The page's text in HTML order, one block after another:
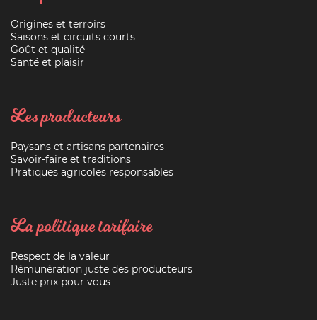
Origines et terroirs
Saisons et circuits courts
Goût et qualité
Santé et plaisir
Les producteurs
Paysans et artisans partenaires
Savoir-faire et traditions
Pratiques agricoles responsables
La politique tarifaire
Respect de la valeur
Rémunération juste des producteurs
Juste prix pour vous